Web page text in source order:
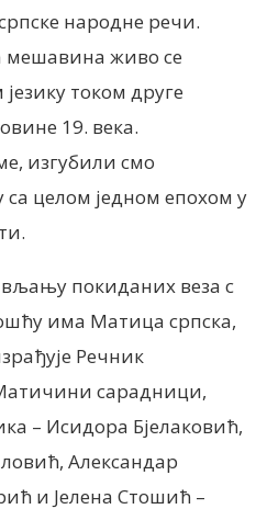
народне речи.
мешавина живо се
током друге
19. века.
изгубили смо
са целом једном епохом у
покиданих веза с
има Матица српска,
Речник
сарадници,
– Исидора Бјелаковић,
Александар
и Јелена Стошић –